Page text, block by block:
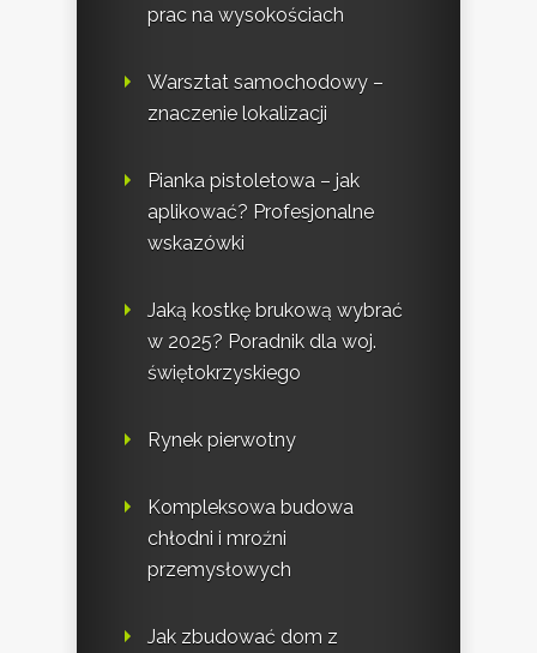
prac na wysokościach
Warsztat samochodowy –
znaczenie lokalizacji
Pianka pistoletowa – jak
aplikować? Profesjonalne
wskazówki
Jaką kostkę brukową wybrać
w 2025? Poradnik dla woj.
świętokrzyskiego
Rynek pierwotny
Kompleksowa budowa
chłodni i mroźni
przemysłowych
Jak zbudować dom z